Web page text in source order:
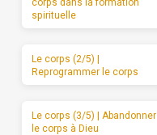
spirituelle
Le corps (2/5) |
Reprogrammer le corps
Le corps (3/5) | Abandonner
le corps à Dieu